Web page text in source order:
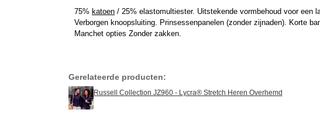
75% katoen / 25% elastomultiester. Uitstekende vormbehoud voor een
Verborgen knoopsluiting. Prinsessenpanelen (zonder zijnaden). Korte
Manchet opties Zonder zakken.
Gerelateerde producten:
Russell Collection JZ960 - Lycra® Stretch Heren Overhemd